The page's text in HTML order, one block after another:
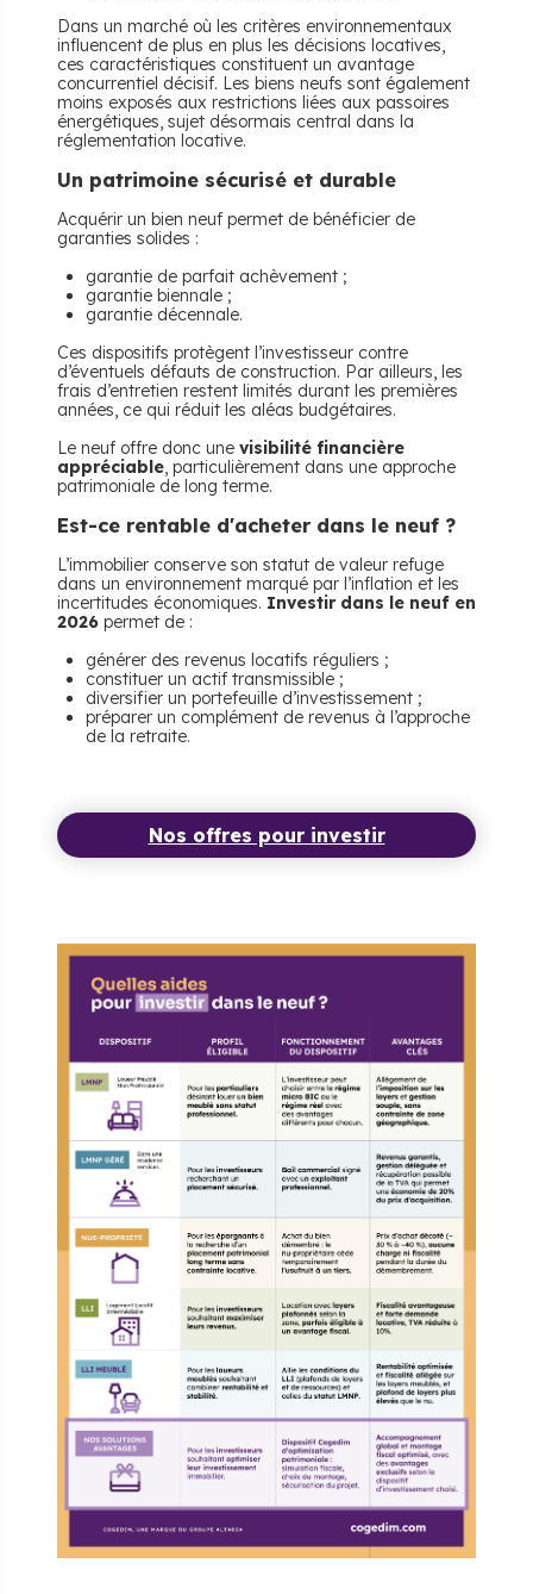
Dans un marché où les critères environnementaux
influencent de plus en plus les décisions locatives,
ces caractéristiques constituent un avantage
concurrentiel décisif. Les biens neufs sont également
moins exposés aux restrictions liées aux passoires
énergétiques, sujet désormais central dans la
réglementation locative.
Un patrimoine sécurisé et durable
Acquérir un bien neuf permet de bénéficier de
garanties solides :
garantie de parfait achèvement ;
garantie biennale ;
garantie décennale.
Ces dispositifs protègent l’investisseur contre
d’éventuels défauts de construction. Par ailleurs, les
frais d’entretien restent limités durant les premières
années, ce qui réduit les aléas budgétaires.
Le neuf offre donc une visibilité financière
appréciable, particulièrement dans une approche
patrimoniale de long terme.
Est-ce rentable d'acheter dans le neuf ?
L’immobilier conserve son statut de valeur refuge
dans un environnement marqué par l’inflation et les
incertitudes économiques. Investir dans le neuf en
2026 permet de :
générer des revenus locatifs réguliers ;
constituer un actif transmissible ;
diversifier un portefeuille d’investissement ;
préparer un complément de revenus à l’approche
de la retraite.
Nos offres pour investir